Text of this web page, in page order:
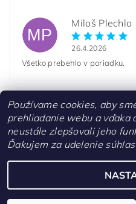
MP
Miloš Plechlo
26.4.2026
Všetko prebehlo v poriadku.
2026 ©aquascaperi.sk, všetky práva
Používame cookies, aby
prehliadanie webu a vďaka
neustále zlepšovali jeho
Ďakujem za udelenie